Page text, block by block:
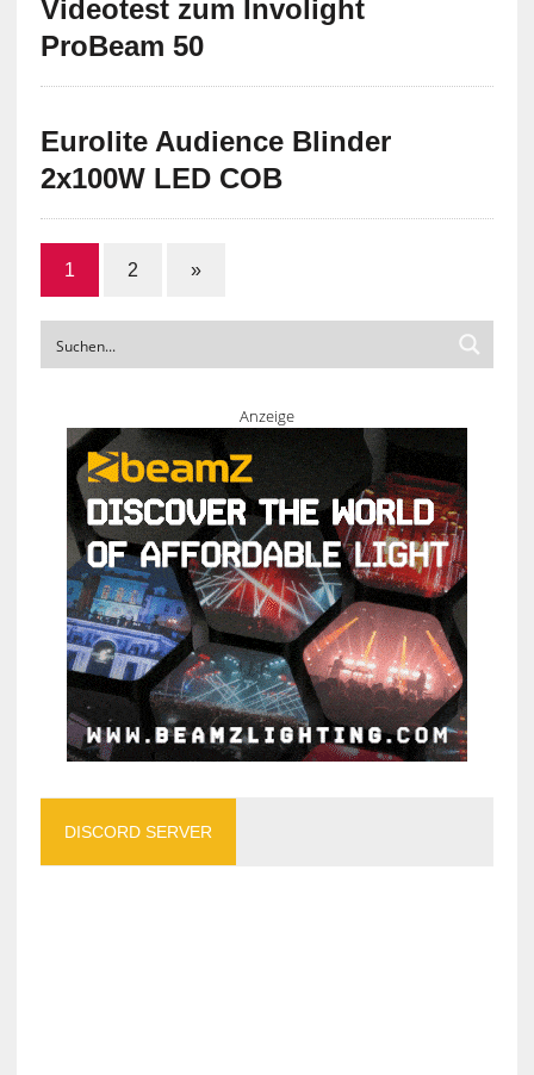
Videotest zum Involight
ProBeam 50
Eurolite Audience Blinder
2x100W LED COB
1 2 »
Anzeige
DISCORD SERVER